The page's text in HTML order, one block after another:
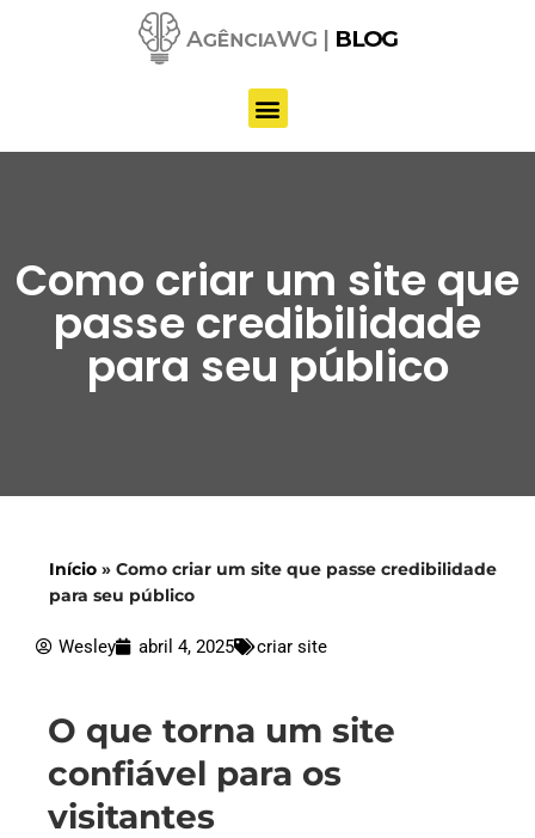
conteúdo
Como criar um site que
passe credibilidade
para seu público
Início » Como criar um site que passe credibilidade
para seu público
Wesley abril 4, 2025 criar site
O que torna um site
confiável para os
visitantes